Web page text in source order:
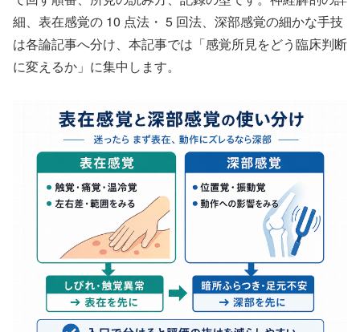
細、表在感覚の 10 点法・ 5 回法、深部感覚の細かな手技
は各論記事へ分け、本記事では「感覚所見をどう臨床判断
に変えるか」に集中します。